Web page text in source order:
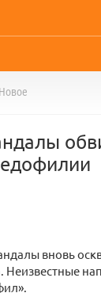
Новое
вновь